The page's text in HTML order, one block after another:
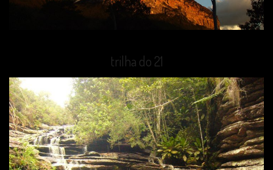
trilha do 21